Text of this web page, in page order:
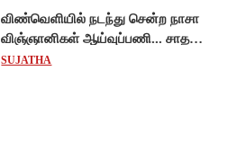
விண்வெளியில் நடந்து சென்ற நாசா
விஞ்ஞானிகள் ஆய்வுப்பணி... சாதனை
!
SUJATHA